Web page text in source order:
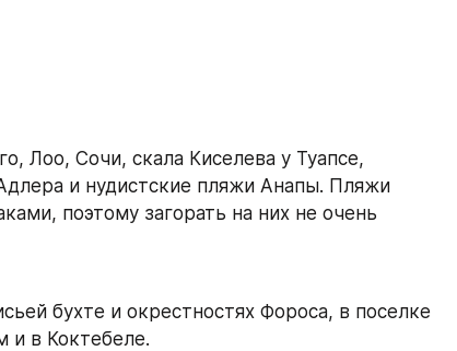
Лоо, Сочи, скала Киселева у Туапсе,
и нудистские пляжи Анапы. Пляжи
поэтому загорать на них не очень
бухте и окрестностях Фороса, в поселке
в Коктебеле.